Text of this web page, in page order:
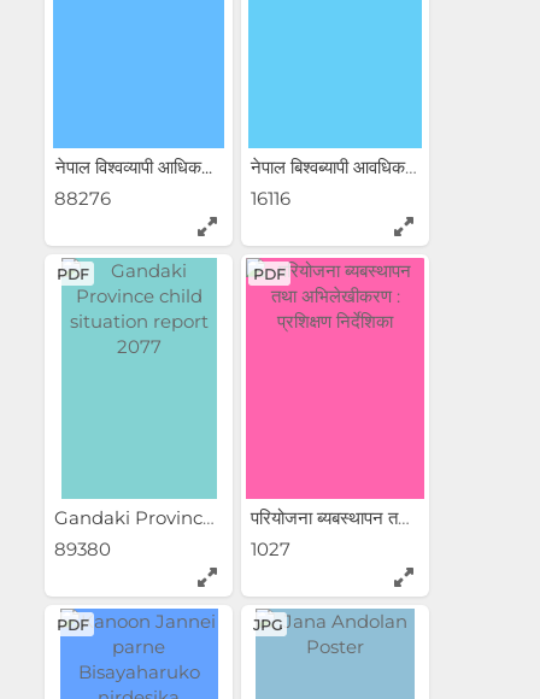
नेपाल विश्वव्यापी आधिक...
88276
नेपाल बिश्वब्यापी आवधिक...
16116
PDF
Gandaki Province child...
89380
PDF
परियोजना ब्यबस्थापन तथा...
1027
PDF JPG